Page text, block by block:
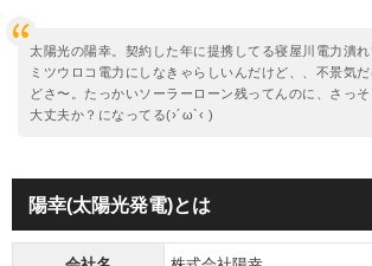
太陽光の陽幸。契約した年に提携してる寝屋川電力潰れ
ミツウロコ電力にしなきゃらしいんだけど、、不景気だ
どさ〜。たっかいソーラーローン残ってんのに、さっそ
大丈夫か？になってる(›´ω`‹ )
陽幸(太陽光発電)とは